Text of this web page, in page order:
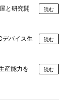
と研究開
読む
デバイス生
読む
産能力を
読む